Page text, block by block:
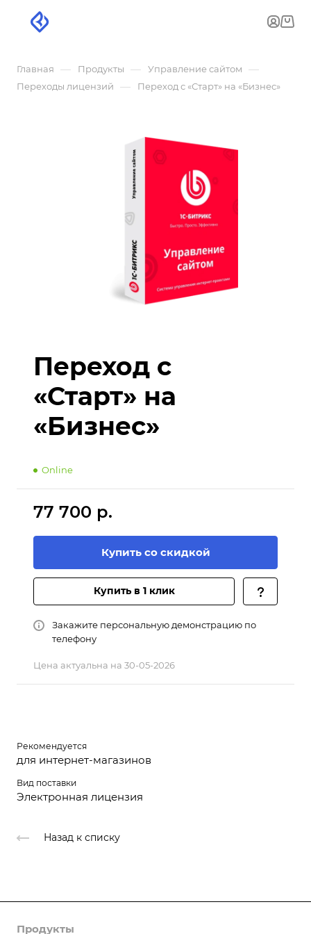
Главная — Продукты — Управление сайтом —
Переходы лицензий — Переход с «Старт» на «Бизнес»
Переход с
«Старт» на
«Бизнес»
Online
77 700 р.
Купить со скидкой
Купить в 1 клик
Закажите персональную демонстрацию по
телефону
Цена актуальна на 30-05-2026
Рекомендуется
для интернет-магазинов
Вид поставки
Электронная лицензия
Назад к списку
Продукты